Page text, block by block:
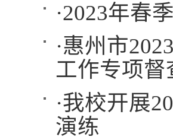
·2023年春
·惠州市
工作专项
·我校开展
演练